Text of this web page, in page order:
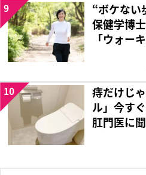
“ボケない
保健学博
「ウォー
9
痔だけじ
ル」今す
肛門医に
10